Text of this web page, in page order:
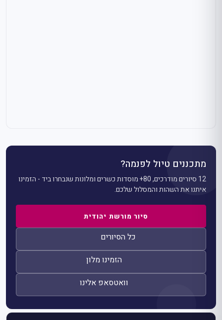
מתכננים טיול לפנמה?
12 סיורים מודרכים, 80+ מוסדות כשרים ומלונות שנבחרו ביד - הזמינו
איתנו את השהות והמסלול שלכם.
סיור מורשת יהודית
כל הסיורים
הזמינו מלון
וואטסאפ אלינו